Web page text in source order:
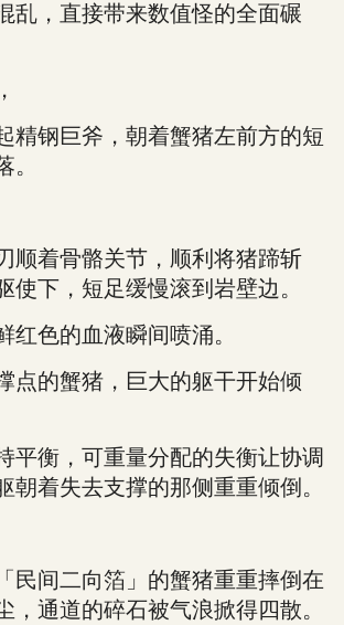
乱，直接带来数值怪的全面碾
钢巨斧，朝着蟹猪左前方的短
。
着骨骼关节，顺利将猪蹄斩
使下，短足缓慢滚到岩壁边。
色的血液瞬间喷涌。
的蟹猪，巨大的躯干开始倾
衡，可重量分配的失衡让协调
朝着失去支撑的那侧重重倾倒。
间二向箔」的蟹猪重重摔倒在
，通道的碎石被气浪掀得四散。